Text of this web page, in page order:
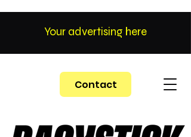
Contact
Your advertising here